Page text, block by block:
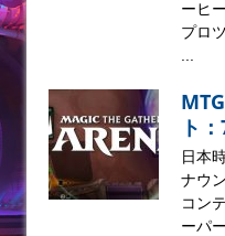
ーヒ
プロ
ト
日本
ナウ
コン
ーパ